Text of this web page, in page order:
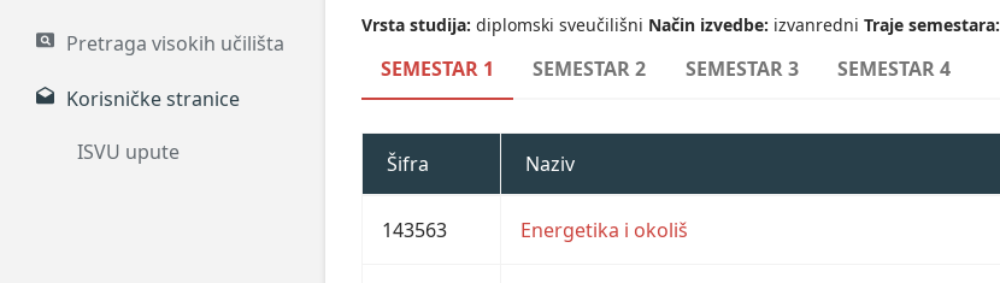
Pretraga visokih učilišta
Korisničke stranice
ISVU upute
Vrsta studija: diplomski sveučilišni Način izvedbe: izvanredni Traje semestara:
SEMESTAR 1 SEMESTAR 2 SEMESTAR 3 SEMESTAR 4
Šifra Naziv
143563 Energetika i okoliš